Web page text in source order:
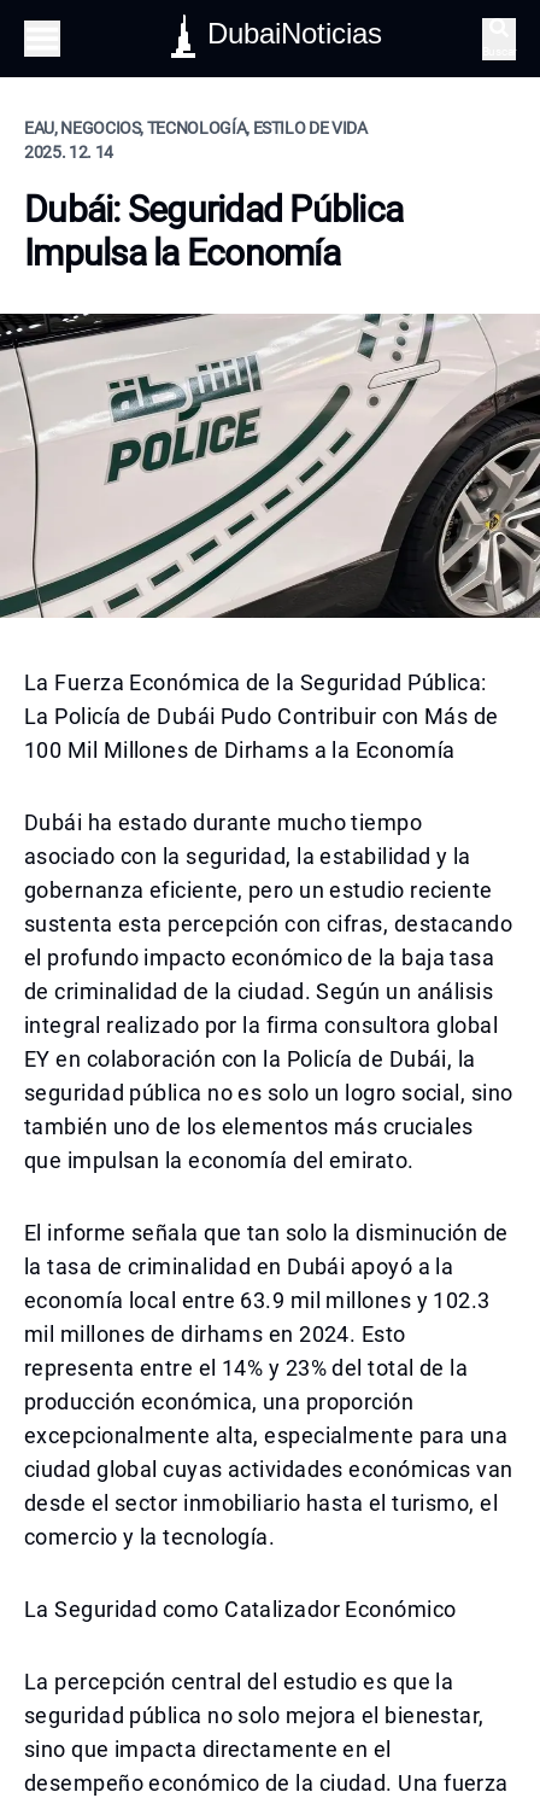
DubaiNoticias
EAU, NEGOCIOS, TECNOLOGÍA, ESTILO DE VIDA
2025. 12. 14
Dubái: Seguridad Pública
Impulsa la Economía
La Fuerza Económica de la Seguridad Pública:
La Policía de Dubái Pudo Contribuir con Más de
100 Mil Millones de Dirhams a la Economía
Dubái ha estado durante mucho tiempo
asociado con la seguridad, la estabilidad y la
gobernanza eficiente, pero un estudio reciente
sustenta esta percepción con cifras, destacando
el profundo impacto económico de la baja tasa
de criminalidad de la ciudad. Según un análisis
integral realizado por la firma consultora global
EY en colaboración con la Policía de Dubái, la
seguridad pública no es solo un logro social, sino
también uno de los elementos más cruciales
que impulsan la economía del emirato.
El informe señala que tan solo la disminución de
la tasa de criminalidad en Dubái apoyó a la
economía local entre 63.9 mil millones y 102.3
mil millones de dirhams en 2024. Esto
representa entre el 14% y 23% del total de la
producción económica, una proporción
excepcionalmente alta, especialmente para una
ciudad global cuyas actividades económicas van
desde el sector inmobiliario hasta el turismo, el
comercio y la tecnología.
La Seguridad como Catalizador Económico
La percepción central del estudio es que la
seguridad pública no solo mejora el bienestar,
sino que impacta directamente en el
desempeño económico de la ciudad. Una fuerza